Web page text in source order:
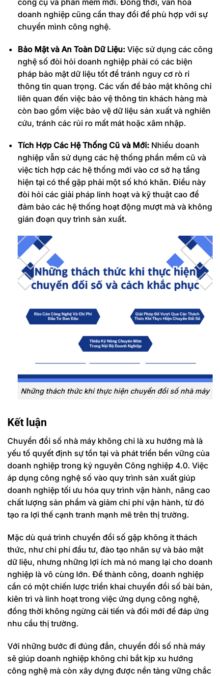
doanh nghiệp cũng cần thay đổi để phù hợp với sự
chuyển mình công nghệ.
Bảo Mật và An Toàn Dữ Liệu:Việc sử dụng các công
nghệ số đòi hỏi doanh nghiệp phải có các biện
pháp bảo mật dữ liệu tốt để tránh nguy cơ rò rỉ
thông tin quan trọng. Các vấn đề bảo mật không chỉ
liên quan đến việc bảo vệ thông tin khách hàng mà
còn bao gồm việc bảo vệ dữ liệu sản xuất và nghiên
cứu, tránh các rủi ro mất mát hoặc xâm nhập.
Tích Hợp Các Hệ Thống Cũ và Mới:Nhiều doanh
nghiệp vẫn sử dụng các hệ thống phần mềm cũ và
việc tích hợp các hệ thống mới vào cơ sở hạ tầng
hiện tại có thể gặp phải một số khó khăn. Điều này
đòi hỏi các giải pháp linh hoạt và kỹ thuật cao để
đảm bảo các hệ thống hoạt động mượt mà và không
gián đoạn quy trình sản xuất.
Những thách thức khi thực hiện chuyển đổi số nhà máy
Kết luận
Chuyển đổi số nhà máy không chỉ là xu hướng mà là
yếu tố quyết định sự tồn tại và phát triển bền vững của
doanh nghiệp trong kỷ nguyên Công nghiệp 4.0. Việc
áp dụng công nghệ số vào quy trình sản xuất giúp
doanh nghiệp tối ưu hóa quy trình vận hành, nâng cao
chất lượng sản phẩm và giảm chi phí vận hành, từ đó
tạo ra lợi thế cạnh tranh mạnh mẽ trên thị trường.
Mặc dù quá trình chuyển đổi số gặp không ít thách
thức, như chi phí đầu tư, đào tạo nhân sự và bảo mật
dữ liệu, nhưng những lợi ích mà nó mang lại cho doanh
nghiệp là vô cùng lớn. Để thành công, doanh nghiệp
cần có một chiến lược triển khai chuyển đổi số bài bản,
kiên trì và linh hoạt trong việc ứng dụng công nghệ,
đồng thời không ngừng cải tiến và đổi mới để đáp ứng
nhu cầu thị trường.
Với những bước đi đúng đắn, chuyển đổi số nhà máy
sẽ giúp doanh nghiệp không chỉ bắt kịp xu hướng
công nghệ mà còn xây dựng được nền tảng vững chắc